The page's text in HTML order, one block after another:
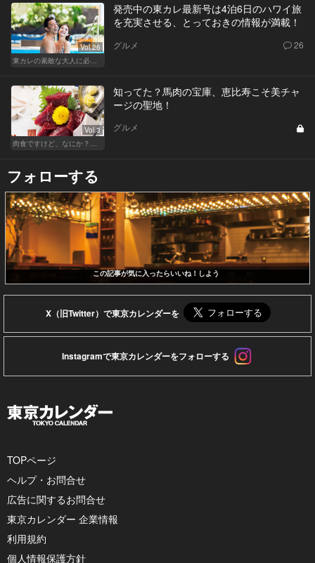
Vol.26
発売中の東カレ最新号は4泊6日のハワイ旅
を充実させる、とっておきの情報が満載！
グルメ 26
Vol.3
知ってた？馬肉の宝庫、恵比寿こそ美チャ
ージの聖地！
グルメ
フォローする
この記事が気に入ったらいいね！しよう
X（旧Twitter）で東京カレンダーを
Instagramで東京カレンダーをフォローする
TOPページ
ヘルプ・お問合せ
広告に関するお問合せ
東京カレンダー 企業情報
利用規約
個人情報保護方針